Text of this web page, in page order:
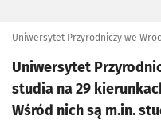
Uniwersytet Przyrodniczy we
Uniwersytet
studia na 29
Wśród nich są m.in.